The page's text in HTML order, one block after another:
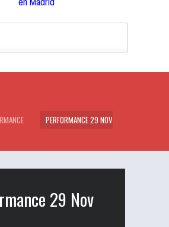
PERFORMANCE 29 NOV
29 Nov